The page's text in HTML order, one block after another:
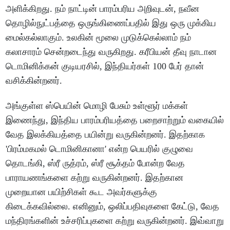
அளிக்கிறது. நம் நாட்டின் பாரம்பரிய அறிவுடன், நவீன
தொழில்நுட்பத்தை ஒருங்கிணைப்பதில் இது ஒரு முக்கிய
மைல்கல்லாகும். உலகின் மூலை முடுக்கெல்லாம் நம்
கலாசாரம் சென்றடைந்து வருகிறது. கரீபியன் தீவு நாடான
டொமினிக்கன் குடியரசில், இந்தியர்கள் 100 பேர் தான்
வசிக்கின்றனர்.
அங்குள்ள ஸ்பெயின் மொழி பேசும் உள்ளூர் மக்கள்
இணைந்து, இந்திய பாரம்பரியத்தை பறைசாற்றும் வகையில்
வேத இலக்கியத்தை பயின்று வருகின்றனர். இதற்காக
'பிரம்மகமல் டொமினிகானா' என்ற பெயரில் குழுவை
தொடங்கி, ஸ்ரீ ருத்ரம், ஸ்ரீ சூக்தம் போன்ற வேத
பாராயணங்களை கற்று வருகின்றனர். இதற்கான
முறையான பயிற்சிகள் கூட அவர்களுக்கு
கிடைக்கவில்லை. எனினும், ஒலிப்பதிவுகளை கேட்டு, வேத
மந்திரங்களின் உச்சரிப்புகளை கற்று வருகின்றனர். இவ்வாறு